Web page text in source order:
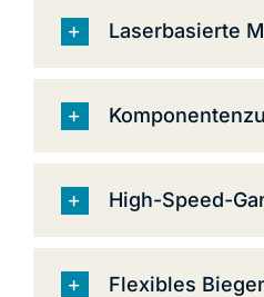
Laserbasierte
High-Speed-
Flexibles